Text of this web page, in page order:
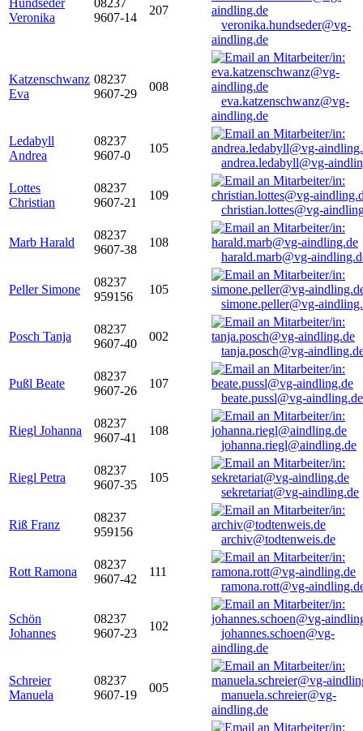
Hundseder
Veronika
08237
9607-14
207
veronika.hundseder@vg-
aindling.de
Katzenschwanz
Eva
08237
9607-29
008
eva.katzenschwanz@vg-
aindling.de
Ledabyll
Andrea
08237
9607-0
105
andrea.ledabyll@vg-
Lottes
Christian
08237
9607-21
109
christian.lottes@vg-
Marb Harald
08237
9607-38
108
harald.marb@vg-
Peller Simone
08237
959156
105
simone.peller@vg-
Posch Tanja
08237
9607-40
002
tanja.posch@vg-
Pußl Beate
08237
9607-26
107
beate.pussl@vg-aindling.de
Riegl Johanna
08237
9607-41
108
johanna.riegl@aindling.de
Riegl Petra
08237
9607-35
105
sekretariat@vg-aindling.de
Riß Franz
08237
959156
archiv@todtenweis.de
Rott Ramona
08237
9607-42
111
ramona.rott@vg-
Schön
Johannes
08237
9607-23
102
johannes.schoen@vg-
aindling.de
Schreier
Manuela
08237
9607-19
005
manuela.schreier@vg-
aindling.de